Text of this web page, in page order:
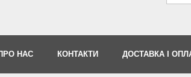
НАС КОНТАКТИ ДОСТАВКА І